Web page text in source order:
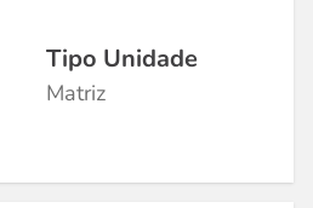
Tipo Unidade
Matriz